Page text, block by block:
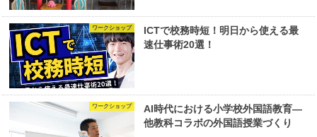
ワークショップ
ICTで校務時短！明日から使える最
速仕事術20選！
ワークショップ
AI時代における小学校外国語教育―
他教科コラボの外国語授業づくり